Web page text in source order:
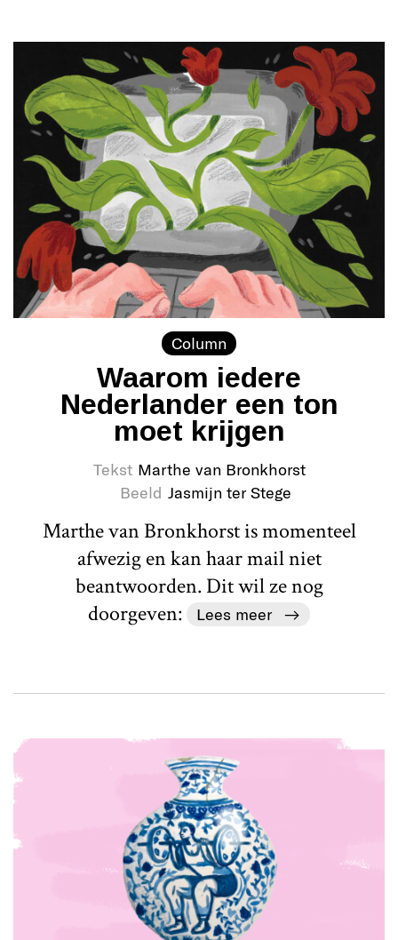
Column
Waarom iedere
Nederlander een ton
moet krijgen
Tekst Marthe van Bronkhorst
Beeld Jasmijn ter Stege
Marthe van Bronkhorst is momenteel
afwezig en kan haar mail niet
beantwoorden. Dit wil ze nog
doorgeven:
Lees meer